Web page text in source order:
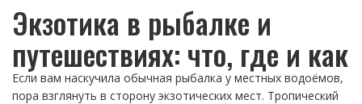
Экзотика в рыбалке и
путешествиях: что, где и как
Если вам наскучила обычная рыбалка у местных водоёмов,
пора взглянуть в сторону экзотических мест. Тропический